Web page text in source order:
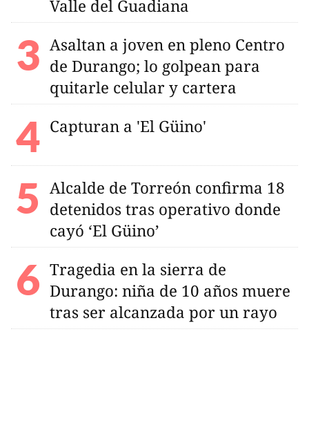
Valle del Guadiana
Asaltan a joven en pleno Centro
de Durango; lo golpean para
quitarle celular y cartera
Capturan a 'El Güino'
Alcalde de Torreón confirma 18
detenidos tras operativo donde
cayó ‘El Güino’
Tragedia en la sierra de
Durango: niña de 10 años muere
tras ser alcanzada por un rayo